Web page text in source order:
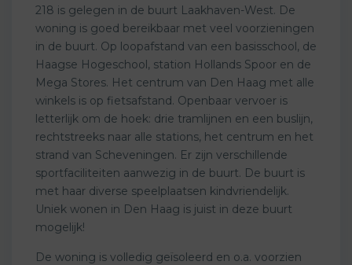
218 is gelegen in de buurt Laakhaven-West. De
woning is goed bereikbaar met veel voorzieningen
in de buurt. Op loopafstand van een basisschool, de
Haagse Hogeschool, station Hollands Spoor en de
Mega Stores. Het centrum van Den Haag met alle
winkels is op fietsafstand. Openbaar vervoer is
letterlijk om de hoek: drie tramlijnen en een buslijn,
rechtstreeks naar alle stations, het centrum en het
strand van Scheveningen. Er zijn verschillende
sportfaciliteiten aanwezig in de buurt. De buurt is
met haar diverse speelplaatsen kindvriendelijk.
Uniek wonen in Den Haag is juist in deze buurt
mogelijk!
De woning is volledig geïsoleerd en o.a. voorzien